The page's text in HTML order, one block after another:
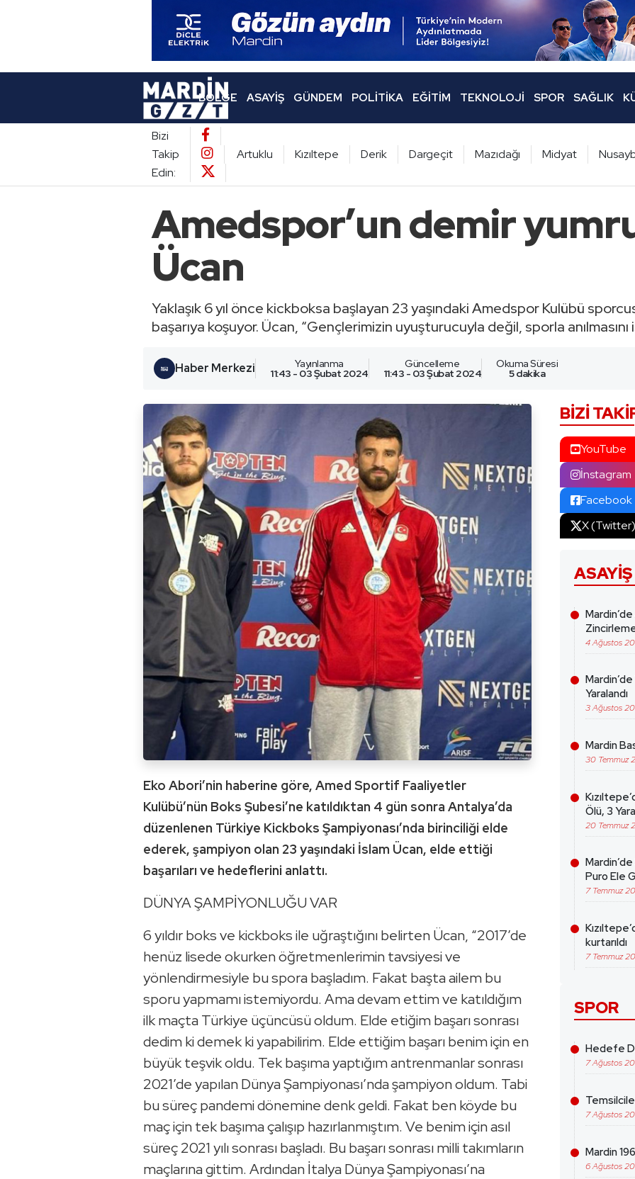
BÖLGE ASAYIŞ GÜNDEM POLITIKA EĞITIM TEKNOLOJI SPOR SAĞLIK
Bizi
Takip
Edin:
Artuklu Kızıltepe Derik Dargeçit Mazıdağı Midyat
Amedspor’un demir
Ücan
Yaklaşık 6 yıl önce kickboksa başlayan 23 yaşındaki Amedspor Kulübü
başarıya koşuyor. Ücan, “Gençlerimizin uyuşturucuyla değil, sporla
Haber Merkezi Yayınlanma
11:43 - 03 Şubat 2024
Güncelleme
11:43 - 03 Şubat 2024
Okuma Süresi
5 dakika
Eko Abori’nin haberine göre, Amed Sportif Faaliyetler
Kulübü’nün Boks Şubesi’ne katıldıktan 4 gün sonra Antalya’da
düzenlenen Türkiye Kickboks Şampiyonası’nda birinciliği elde
ederek, şampiyon olan 23 yaşındaki İslam Ücan, elde ettiği
başarıları ve hedeflerini anlattı.
DÜNYA ŞAMPİYONLUĞU VAR
6 yıldır boks ve kickboks ile uğraştığını belirten Ücan, “2017’de
henüz lisede okurken öğretmenlerimin tavsiyesi ve
yönlendirmesiyle bu spora başladım. Fakat başta ailem bu
sporu yapmamı istemiyordu. Ama devam ettim ve katıldığım
ilk maçta Türkiye üçüncüsü oldum. Elde etiğim başarı sonrası
dedim ki demek ki yapabilirim. Elde ettiğim başarı benim için en
büyük teşvik oldu. Tek başıma yaptığım antrenmanlar sonrası
2021’de yapılan Dünya Şampiyonası’nda şampiyon oldum. Tabi
bu süreç pandemi dönemine denk geldi. Fakat ben köyde bu
maç için tek başıma çalışıp hazırlanmıştım. Ve benim için asıl
süreç 2021 yılı sonrası başladı. Bu başarı sonrası milli takımların
maçlarına gittim. Ardından İtalya Dünya Şampiyonası’na
BIZI
YouTube
İnstagram
Facebook
X (Twitter)
ASAYIŞ
4 Ağustos
Yaralandı
3 Ağustos
Mardin
30 Temmuz
Ölü, 3
20 Temmuz
Puro Ele
7 Temmuz
kurtarıldı
7 Temmuz
SPOR
Hedefe
7 Ağustos
7 Ağustos
Mardin
6 Ağustos